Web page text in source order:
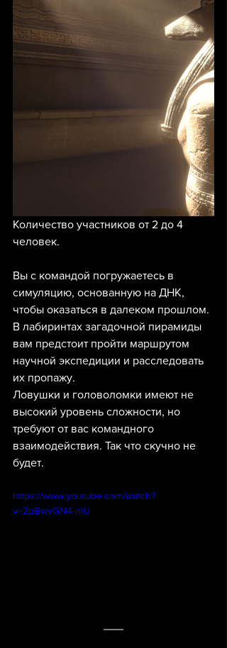
Количество участников от 2 до 4
человек.
Вы с командой погружаетесь в
симуляцию, основанную на ДНК,
чтобы оказаться в далеком прошлом.
В лабиринтах загадочной пирамиды
вам предстоит пройти маршрутом
научной экспедиции и расследовать
их пропажу.
Ловушки и головоломки имеют не
высокий уровень сложности, но
требуют от вас командного
взаимодействия. Так что скучно не
будет.
https://www.youtube.com/watch?
v=2pBwvGN4-mU